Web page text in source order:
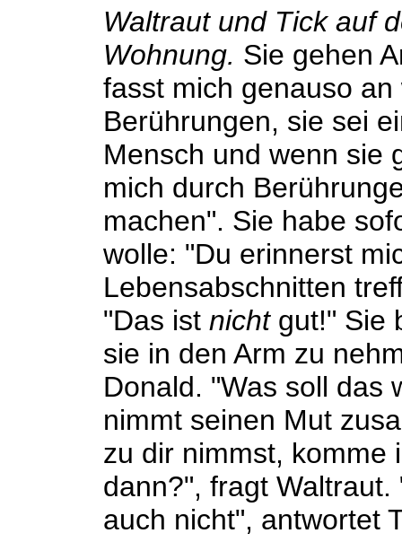
Waltraut und Tick auf
Wohnung. Sie gehen
fasst mich genauso
Berührungen, sie sei
Mensch und wenn sie
mich durch
machen". Sie habe
wolle: "Du erinnerst
Lebensabschnitten
"Das ist nichtgut!" Sie
sie in den Arm zu
Donald. "Was soll das
nimmt seinen Mut
zu dir nimmst, komme
dann?", fragt
auch nicht", antwortet